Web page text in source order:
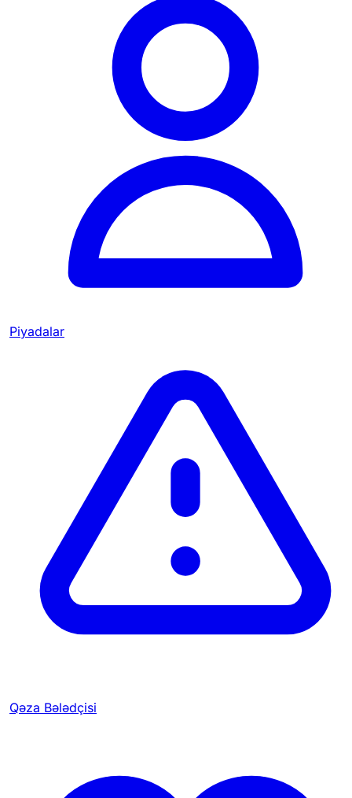
Piyadalar
Qəza Bələdçisi